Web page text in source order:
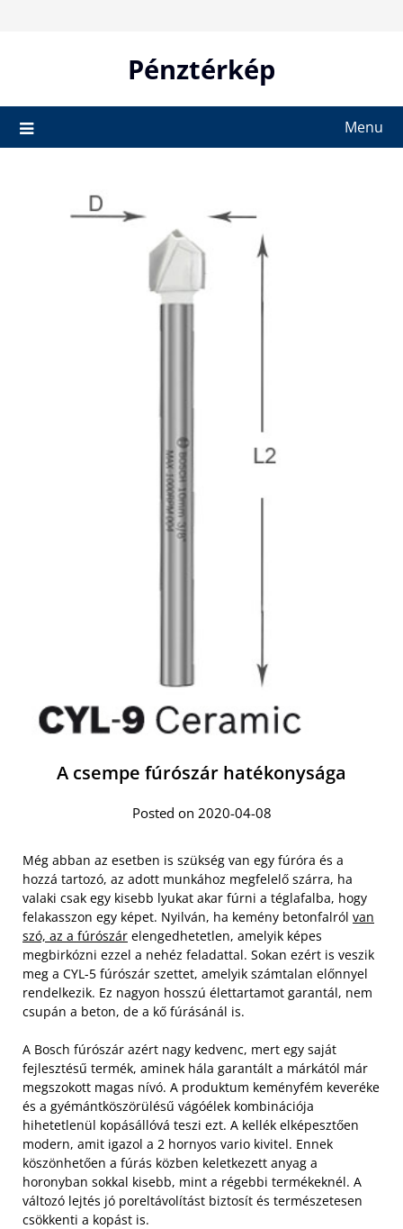
Pénztérkép
Menu
A csempe fúrószár hatékonysága
Posted on 2020-04-08
Még abban az esetben is szükség van egy fúróra és a
hozzá tartozó, az adott munkához megfelelő szárra, ha
valaki csak egy kisebb lyukat akar fúrni a téglafalba, hogy
felakasszon egy képet. Nyilván, ha kemény betonfalról van
szó, az a fúrószár elengedhetetlen, amelyik képes
megbirkózni ezzel a nehéz feladattal. Sokan ezért is veszik
meg a CYL-5 fúrószár szettet, amelyik számtalan előnnyel
rendelkezik. Ez nagyon hosszú élettartamot garantál, nem
csupán a beton, de a kő fúrásánál is.
A Bosch fúrószár azért nagy kedvenc, mert egy saját
fejlesztésű termék, aminek hála garantált a márkától már
megszokott magas nívó. A produktum keményfém keveréke
és a gyémántköszörülésű vágóélek kombinációja
hihetetlenül kopásállóvá teszi ezt. A kellék elképesztően
modern, amit igazol a 2 hornyos vario kivitel. Ennek
köszönhetően a fúrás közben keletkezett anyag a
horonyban sokkal kisebb, mint a régebbi termékeknél. A
változó lejtés jó poreltávolítást biztosít és természetesen
csökkenti a kopást is.